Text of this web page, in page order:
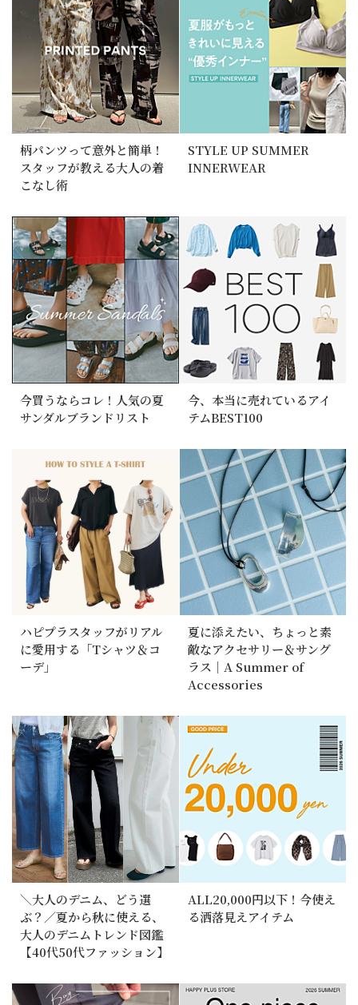
柄パンツって意外と簡単！
スタッフが教える大人の着
こなし術
STYLE UP SUMMER
INNERWEAR
今買うならコレ！人気の夏
サンダルブランドリスト
今、本当に売れているアイ
テムBEST100
ハピプラスタッフがリアル
に愛用する「Tシャツ＆コ
ーデ」
夏に添えたい、ちょっと素
敵なアクセサリー＆サング
ラス｜A Summer of
Accessories
＼大人のデニム、どう選
ぶ？／夏から秋に使える、
大人のデニムトレンド図鑑
【40代50代ファッション】
ALL20,000円以下！今使え
る洒落見えアイテム